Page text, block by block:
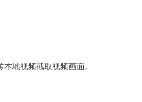
地视频截取视频画面。